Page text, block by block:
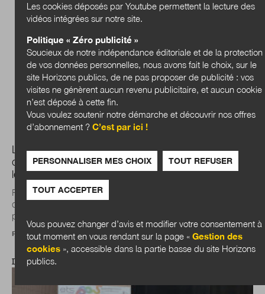
Les transitions sociales et environnementales au sein
des collectivités : quels enjeux de transformation pour
les administrations ?
Face aux limites planétaires dépassées et à des inégalités
qui se creusent, les administrations doivent revoir leurs
pratiques. Point de vue d’un...
Par un collectif de DGS
DOSSIER
Les cookies déposés par Youtube permettent la lecture des
vidéos intégrées sur notre site.
Politique « Zéro publicité »
Soucieux de notre indépendance éditoriale et de la protection
de vos données personnelles, nous avons fait le choix, sur le
site Horizons publics, de ne pas proposer de publicité : vos
visites ne génèrent aucun revenu publicitaire, et aucun cookie
n’est déposé à cette fin.
Vous voulez soutenir notre démarche et découvrir nos offres
d’abonnement ? C’est par ici !
PERSONNALISER MES CHOIX TOUT REFUSER
TOUT ACCEPTER
Vous pouvez changer d’avis et modifier votre consentement à
tout moment en vous rendant sur la page « Gestion des
cookies », accessible dans la partie basse du site Horizons
publics.